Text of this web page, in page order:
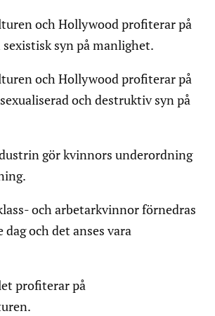
och Hollywood profiterar på
sexistisk syn på manlighet.
och Hollywood profiterar på
och destruktiv syn på
gör kvinnors underordning
och arbetarkvinnor förnedras
och det anses vara
profiterar på